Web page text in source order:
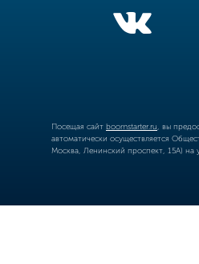
Посещая сайт boomstarter.ru , вы
автоматически осуществляется
Москва, Ленинский проспект, 15А) на